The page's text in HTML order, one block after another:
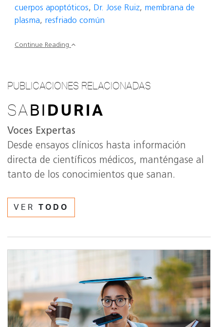
cuerpos apoptóticos, Dr. Jose Ruiz, membrana de
plasma, resfriado común
Continue Reading
PUBLICACIONES RELACIONADAS
SA BI DURIA
Voces Expertas
Desde ensayos clínicos hasta información
directa de científicos médicos, manténgase al
tanto de los conocimientos que sanan.
VER TODO